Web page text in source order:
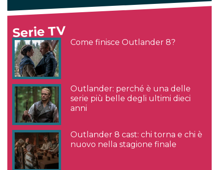
Serie TV
Come finisce Outlander 8?
Outlander: perché è una delle
serie più belle degli ultimi dieci
anni
Outlander 8 cast: chi torna e chi è
nuovo nella stagione finale